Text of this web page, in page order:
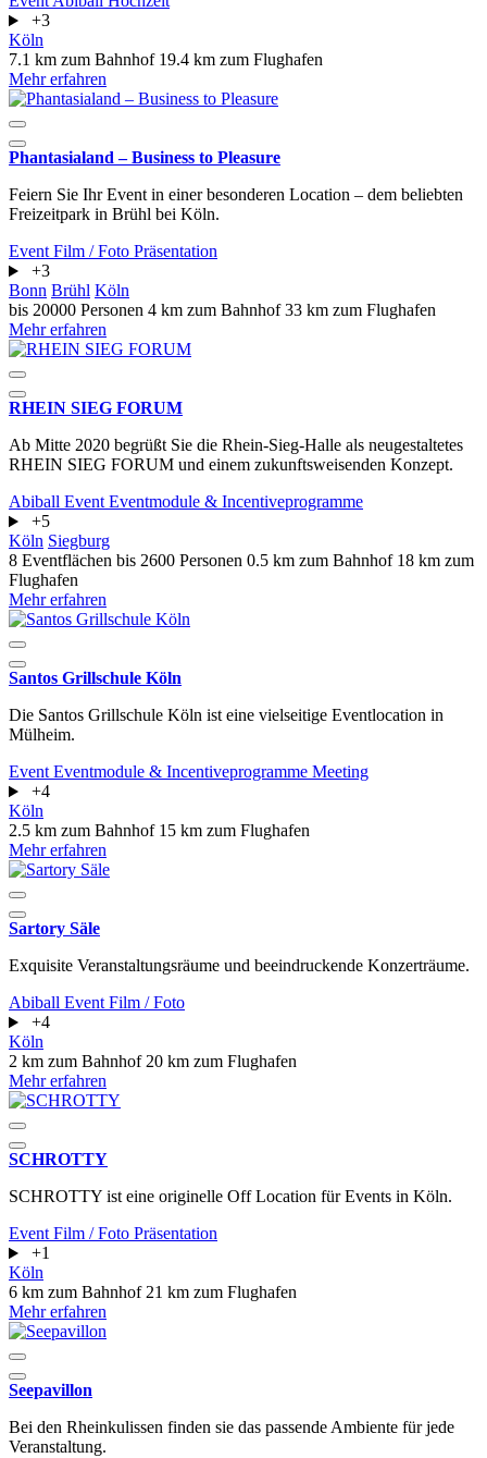
+3
Köln
7.1 km zum Bahnhof 19.4 km zum Flughafen
Mehr erfahren
Phantasialand – Business to Pleasure
Feiern Sie Ihr Event in einer besonderen Location – dem beliebten
Freizeitpark in Brühl bei Köln.
Event Film / Foto Präsentation
+3
Bonn Brühl Köln
bis 20000 Personen 4 km zum Bahnhof33 km zum Flughafen
Mehr erfahren
RHEIN SIEG FORUM
Ab Mitte 2020 begrüßt Sie die Rhein-Sieg-Halle als neugestaltetes
RHEIN SIEG FORUM und einem zukunftsweisenden Konzept.
Abiball Event Eventmodule & Incentiveprogramme
+5
Köln Siegburg
8 Eventflächen bis 2600 Personen 0.5 km zum Bahnhof 18 km zum
Flughafen
Mehr erfahren
Santos Grillschule Köln
Die Santos Grillschule Köln ist eine vielseitige Eventlocation in
Mülheim.
Event Eventmodule & Incentiveprogramme Meeting
+4
Köln
2.5 km zum Bahnhof 15 km zum Flughafen
Mehr erfahren
Sartory Säle
Exquisite Veranstaltungsräume und beeindruckende Konzerträume.
Abiball Event Film / Foto
+4
Köln
2 km zum Bahnhof 20 km zum Flughafen
Mehr erfahren
SCHROTTY
SCHROTTY ist eine originelle Off Location für Events in Köln.
Event Film / Foto Präsentation
+1
Köln
6 km zum Bahnhof 21 km zum Flughafen
Mehr erfahren
Seepavillon
Bei den Rheinkulissen finden sie das passende Ambiente für jede
Veranstaltung.